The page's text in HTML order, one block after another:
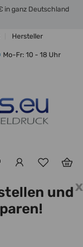
in ganz Deutschland
Hersteller
Mo-Fr: 10 - 18 Uhr
x
und